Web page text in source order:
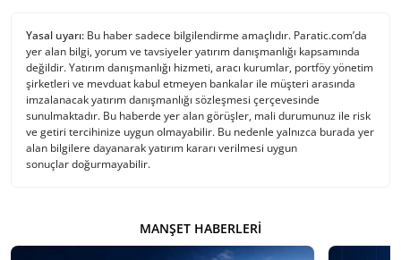
Yasal uyarı: Bu haber sadece bilgilendirme amaçlıdır. Paratic.com’da
yer alan bilgi, yorum ve tavsiyeler yatırım danışmanlığı kapsamında
değildir. Yatırım danışmanlığı hizmeti, aracı kurumlar, portföy yönetim
şirketleri ve mevduat kabul etmeyen bankalar ile müşteri arasında
imzalanacak yatırım danışmanlığı sözleşmesi çerçevesinde
sunulmaktadır. Bu haberde yer alan görüşler, mali durumunuz ile risk
ve getiri tercihinize uygun olmayabilir. Bu nedenle yalnızca burada yer
alan bilgilere dayanarak yatırım kararı verilmesi uygun
sonuçlar doğurmayabilir.
MANŞET HABERLERI